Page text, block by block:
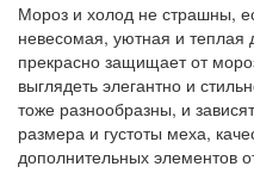
Мороз и холод не страшны,
невесомая, уютная и теплая
прекрасно защищает от
выглядеть элегантно и
тоже разнообразны, и
размера и густоты меха,
дополнительных элементов